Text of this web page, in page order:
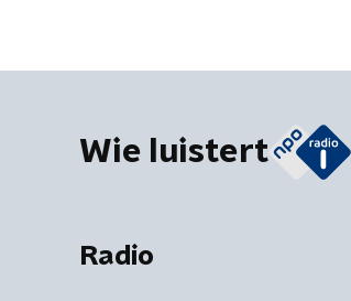
Wie luistert
Radio